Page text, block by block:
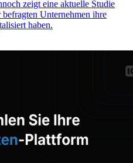
zeigt eine aktuelle Studie
Unternehmen ihre
haben.